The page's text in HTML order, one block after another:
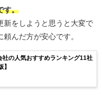
す。
新をしようと思うと大変で
んだ方が安心です。
社の人気おすすめランキング11社
】